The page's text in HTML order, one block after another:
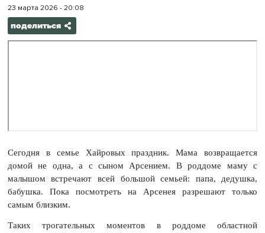
23 марта 2026 - 20:08
поделиться
Сегодня в семье Хайровых праздник. Мама возвращается
домой не одна, а с сыном Арсением. В роддоме маму с
малышом встречают всей большой семьей: папа, дедушка,
бабушка. Пока посмотреть на Арсенея разрешают только
самым близким.
Таких трогательных моментов в роддоме областной